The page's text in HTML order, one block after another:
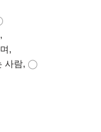
,
사람, ◯